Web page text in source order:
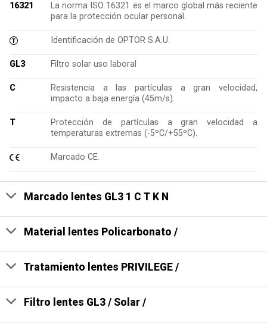
16321
La norma ISO 16321 es el marco global más reciente
para la protección ocular personal.
Identificación de OPTOR S.A.U.
GL3 Filtro solar uso laboral
C
Resistencia a las partículas a gran velocidad,
impacto a baja energía (45m/s).
T
Protección de partículas a gran velocidad a
temperaturas extremas (-5ºC/+55ºC).
Marcado CE.
Marcado lentes GL3 1 C T K N
Material lentes Policarbonato /
Tratamiento lentes PRIVILEGE /
Filtro lentes GL3 / Solar /